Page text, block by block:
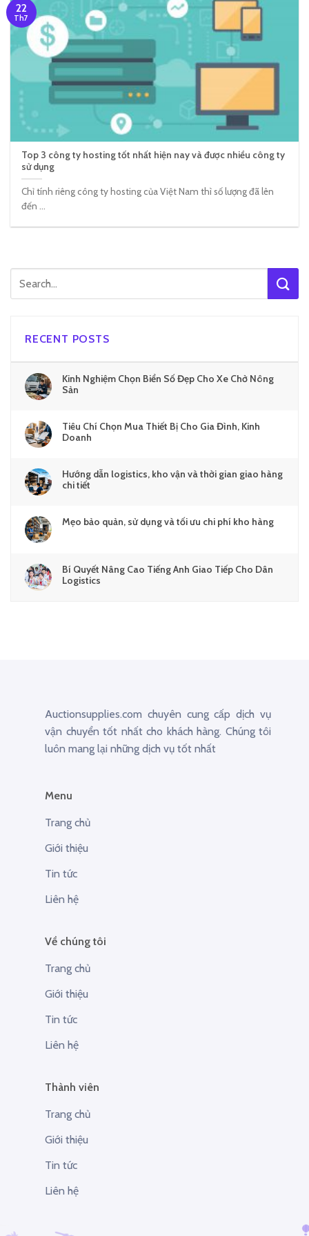
RECENT POSTS
Kinh Nghiệm Chọn Biển Số Đẹp Cho Xe Chở Nông
Sản
Tiêu Chí Chọn Mua Thiết Bị Cho Gia Đình, Kinh
Doanh
Hướng dẫn logistics, kho vận và thời gian giao hàng
chi tiết
Mẹo bảo quản, sử dụng và tối ưu chi phí kho hàng
Bí Quyết Nâng Cao Tiếng Anh Giao Tiếp Cho Dân
Logistics
Top 3 công ty hosting tốt nhất hiện nay và được nhiều công ty
sử dụng
Chỉ tính riêng công ty hosting của Việt Nam thì số lượng đã lên
đến ...
22
Th7
Auctionsupplies.com chuyên cung cấp dịch vụ
vận chuyển tốt nhất cho khách hàng. Chúng tôi
luôn mang lại những dịch vụ tốt nhất
Menu
Trang chủ
Giới thiệu
Tin tức
Liên hệ
Về chúng tôi
Trang chủ
Giới thiệu
Tin tức
Liên hệ
Thành viên
Trang chủ
Giới thiệu
Tin tức
Liên hệ